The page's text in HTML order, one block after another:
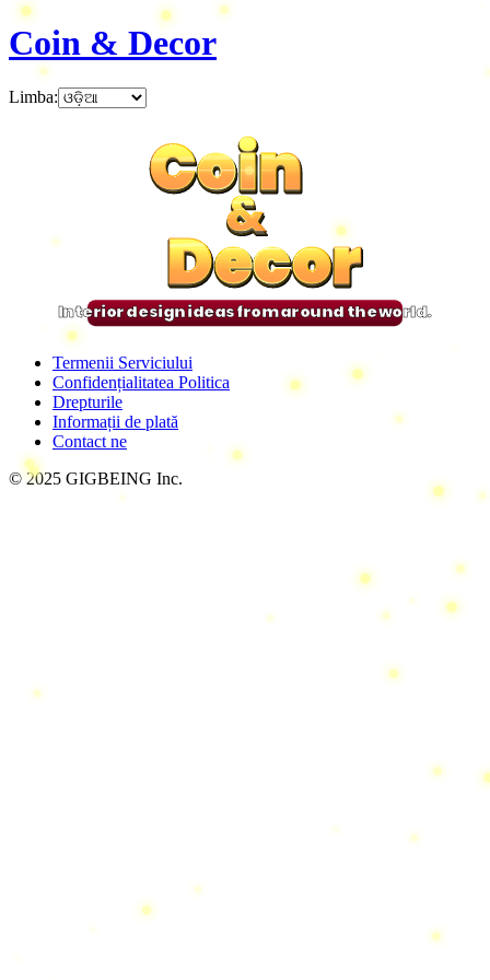
Coin & Decor
Limba:
Coin
&
Decor
Coin
&
Decor
Coin
&
Decor
Coin
&
Decor
Interior design ideas from around the world.
Termenii Serviciului
Confidențialitatea Politica
Drepturile
Informații de plată
Contact ne
© 2025 GIGBEING Inc.